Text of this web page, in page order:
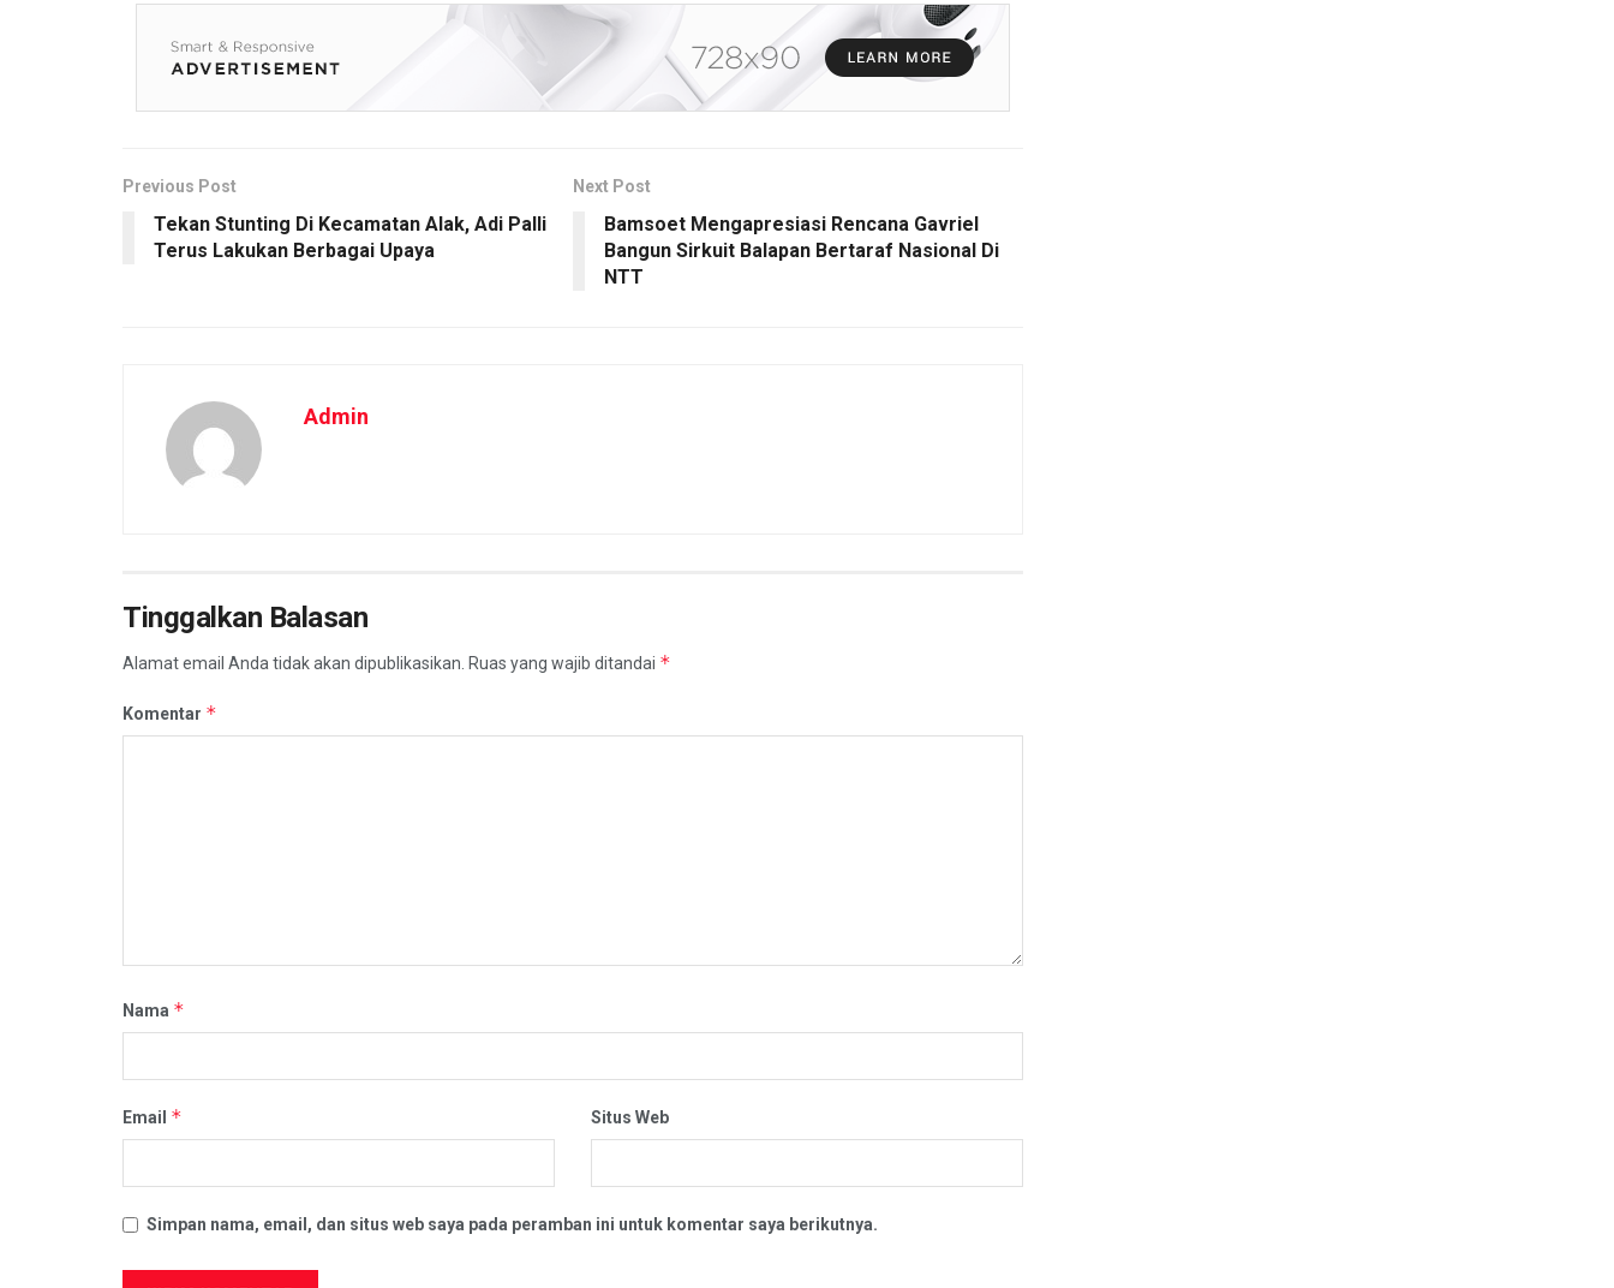
Previous Post
Tekan Stunting Di Kecamatan Alak, Adi Palli
Terus Lakukan Berbagai Upaya
Next Post
Bamsoet Mengapresiasi Rencana Gavriel
Bangun Sirkuit Balapan Bertaraf Nasional Di
NTT
Admin
Tinggalkan Balasan
Alamat email Anda tidak akan dipublikasikan. Ruas yang wajib ditandai *
Komentar *
Nama *
Email * Situs Web
Simpan nama, email, dan situs web saya pada peramban ini untuk komentar saya berikutnya.